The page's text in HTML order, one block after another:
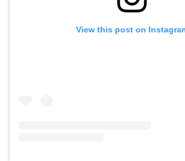
View this post on